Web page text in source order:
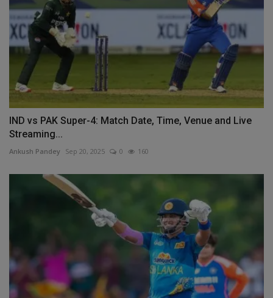
IND vs PAK Super-4: Match Date, Time, Venue and Live
Streaming...
Ankush Pandey Sep 20, 2025 0 160